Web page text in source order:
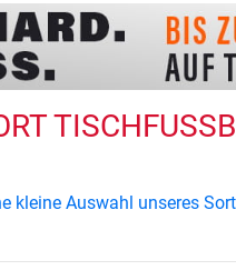
kleine Auswahl unseres